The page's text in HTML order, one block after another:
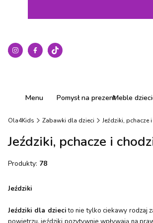
Menu Pomysł na prezentMeble
Ola4Kids Zabawki dla dzieci Jeździki, pchacze
Jeździki, pchacze i
Produkty: 78
Jeździki
Jeździki dla dziecito nie tylko ciekawy rodzaj